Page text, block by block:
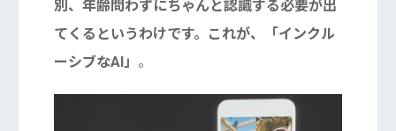
別、年齢問わずにちゃんと認識する必要が出
てくるというわけです。これが、「インクル
ーシブなAI」 。